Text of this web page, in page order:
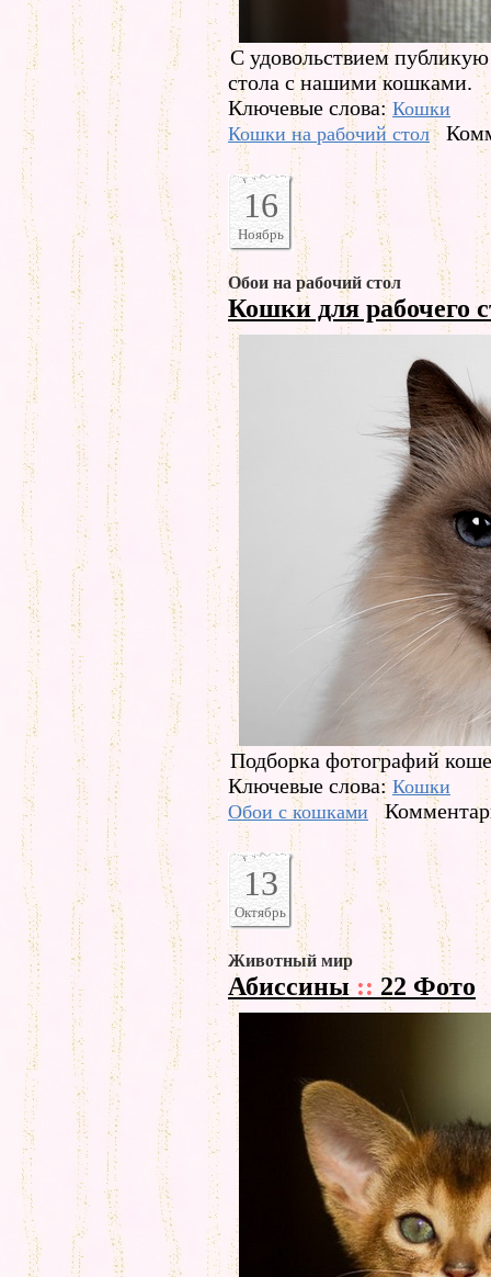
С удовольствием публикую
стола с нашими кошками.
Ключевые слова: Кошки
Кошки на рабочий стол
16
Ноябрь
Обои на рабочий стол
Кошки для рабочего
Подборка фотографий
Ключевые слова: Кошки
Обои с кошками
13
Октябрь
Животный мир
Абиссины :: 22 Фото